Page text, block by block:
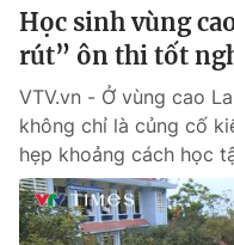
Học sinh vùng
rút” ôn thi tốt
VTV.vn - Ở vùng cao
không chỉ là củng cố
hẹp khoảng cách học